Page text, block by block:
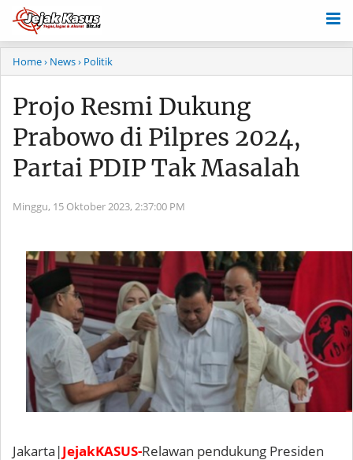
Home› News› Politik
Projo Resmi Dukung
Prabowo di Pilpres 2024,
Partai PDIP Tak Masalah
Minggu, 15 Oktober 2023, 2:37:00 PM
Jakarta|JejakKASUS-Relawan pendukung Presiden